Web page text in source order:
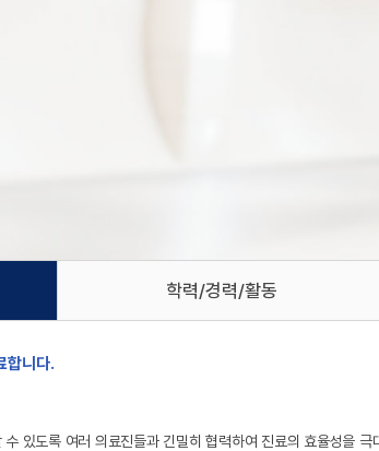
학력/경력/활동
합니다.
있도록 여러 의료진들과 긴밀히 협력하여 진료의 효율성을